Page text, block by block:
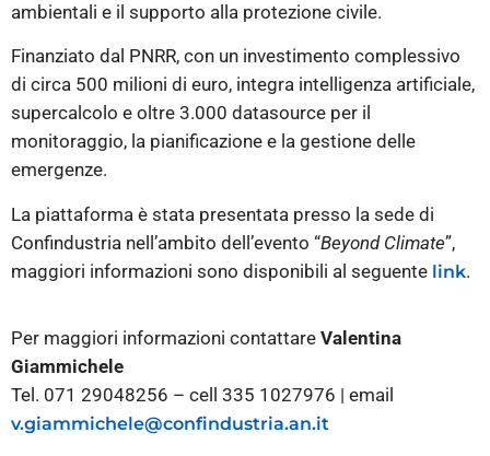
ambientali e il supporto alla protezione civile.
Finanziato dal PNRR, con un investimento complessivo
di circa 500 milioni di euro, integra intelligenza artificiale,
supercalcolo e oltre 3.000 datasource per il
monitoraggio, la pianificazione e la gestione delle
emergenze.
La piattaforma è stata presentata presso la sede di
Confindustria nell’ambito dell’evento “Beyond Climate”,
maggiori informazioni sono disponibili al seguente link.
Per maggiori informazioni contattare Valentina
Giammichele
Tel. 071 29048256 – cell 335 1027976 | email
v.giammichele@confindustria.an.it